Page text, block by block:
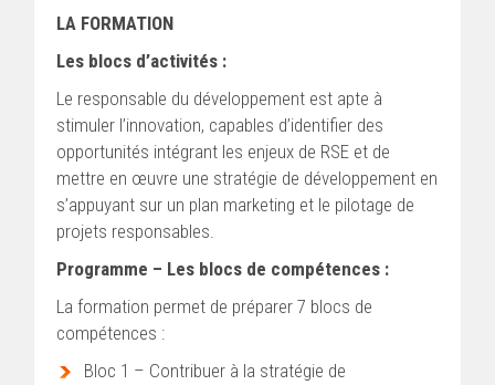
LA FORMATION
Les blocs d’activités :
Le responsable du développement est apte à
stimuler l’innovation, capables d’identifier des
opportunités intégrant les enjeux de RSE et de
mettre en œuvre une stratégie de développement en
s’appuyant sur un plan marketing et le pilotage de
projets responsables.
Programme – Les blocs de compétences :
La formation permet de préparer 7 blocs de
compétences :
Bloc 1 – Contribuer à la stratégie de